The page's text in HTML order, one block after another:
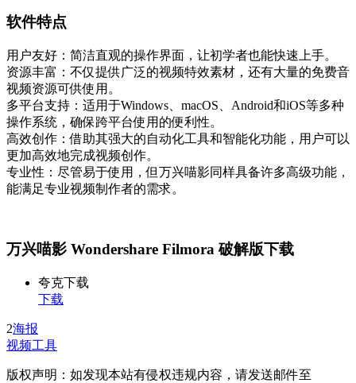
软件特点
用户友好：简洁直观的操作界面，让初学者也能快速上手。
资源丰富：不仅提供广泛的视频特效素材，还有大量的免费音
视频资源可供使用。
多平台支持：适用于Windows、macOS、Android和iOS等多种
操作系统，确保跨平台使用的便利性。
高效创作：借助其强大的自动化工具和智能化功能，用户可以
更加高效地完成视频创作。
专业性：尽管易于使用，但万兴喵影同样具备许多高级功能，
能满足专业视频制作者的需求。
万兴喵影 Wondershare Filmora 破解版下载
夸克下载
下载
2海报
视频工具
版权声明：如发现本站有侵权违规内容，请发送邮件至